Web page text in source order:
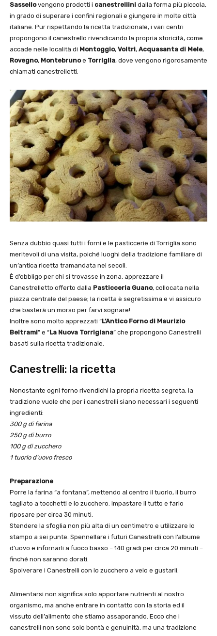
Sassellovengono prodotti i canestrellini dalla forma più piccola,
in grado di superare i confini regionali e giungere in molte città
italiane. Pur rispettando la ricetta tradizionale, i vari centri
propongono il canestrello rivendicando la propria storicità, come
accade nelle località di Montoggio, Voltri, Acquasanta di Mele,
Rovegno, Montebrunoe Torriglia, dove vengono rigorosamente
chiamati canestrelletti.
Senza dubbio quasi tutti i forni e le pasticcerie di Torriglia sono
meritevoli di una visita, poiché luoghi della tradizione familiare di
un’antica ricetta tramandata nei secoli.
È d’obbligo per chi si trovasse in zona, apprezzare il
Canestrelletto offerto dalla Pasticceria Guano, collocata nella
piazza centrale del paese; la ricetta è segretissima e vi assicuro
che basterà un morso per farvi sognare!
Inoltre sono molto apprezzati “L’Antico Forno di Maurizio
Beltrami” e “La Nuova Torrigiana” che propongono Canestrelli
basati sulla ricetta tradizionale.
Canestrelli: la ricetta
Nonostante ogni forno rivendichi la propria ricetta segreta, la
tradizione vuole che per i canestrelli siano necessari i seguenti
ingredienti:
300 g di farina
250 g di burro
100 g di zucchero
1 tuorlo d’uovo fresco
Preparazione
Porre la farina “a fontana”, mettendo al centro il tuorlo, il burro
tagliato a tocchetti e lo zucchero. Impastare il tutto e farlo
riposare per circa 30 minuti.
Stendere la sfoglia non più alta di un centimetro e utilizzare lo
stampo a sei punte. Spennellare i futuri Canestrelli con l’albume
d’uovo e infornarli a fuoco basso – 140 gradi per circa 20 minuti –
finché non saranno dorati.
Spolverare i Canestrelli con lo zucchero a velo e gustarli.
Alimentarsi non significa solo apportare nutrienti al nostro
organismo, ma anche entrare in contatto con la storia ed il
vissuto dell’alimento che stiamo assaporando. Ecco che i
canestrelli non sono solo bontà e genuinità, ma una tradizione